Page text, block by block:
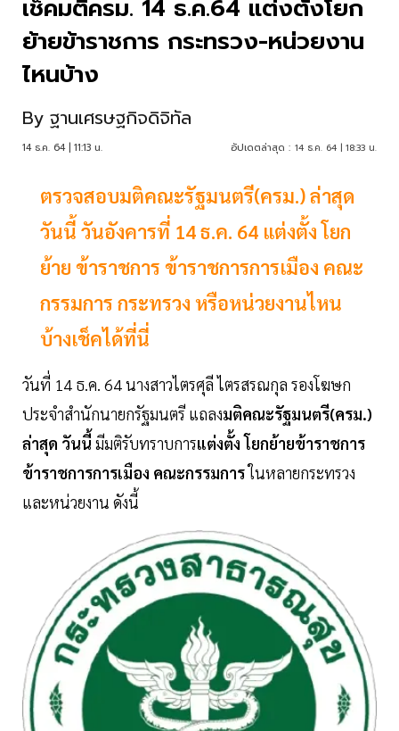
เช็คมติครม. 14 ธ.ค.64 แต่งตั้งโยก
ย้ายข้าราชการ กระทรวง-หน่วยงาน
ไหนบ้าง
By ฐานเศรษฐกิจดิจิทัล
14 ธ.ค. 64 | 11:13 น. อัปเดตล่าสุด : 14 ธ.ค. 64 | 18:33 น.
ตรวจสอบมติคณะรัฐมนตรี(ครม.) ล่าสุด
วันนี้ วันอังคารที่ 14 ธ.ค. 64 แต่งตั้ง โยก
ย้าย ข้าราชการ ข้าราชการการเมือง คณะ
กรรมการ กระทรวง หรือหน่วยงานไหน
บ้างเช็คได้ที่นี่
วันที่ 14 ธ.ค. 64 นางสาวไตรศุลี ไตรสรณกุล รองโฆษก
ประจำสำนักนายกรัฐมนตรี แถลงมติคณะรัฐมนตรี(ครม.)
ล่าสุด วันนี้ มีมติรับทราบการแต่งตั้ง โยกย้ายข้าราชการ
ข้าราชการการเมือง คณะกรรมการในหลายกระทรวง
และหน่วยงาน ดังนี้